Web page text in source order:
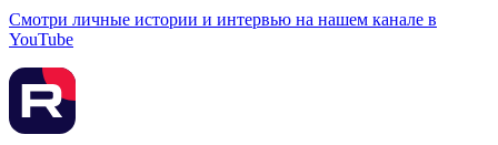
Смотри личные истории и интервью на нашем канале в
YouTube